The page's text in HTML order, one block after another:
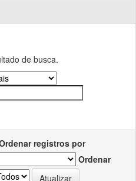
de busca.
registros por
Ordenar